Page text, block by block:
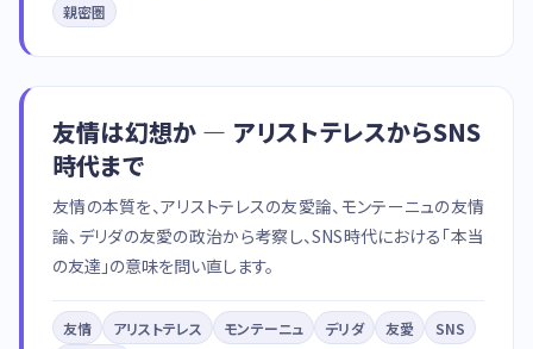
親密圏
友情は幻想か — アリストテレスからSNS
時代まで
友情の本質を、アリストテレスの友愛論、モンテーニュの友情
論、デリダの友愛の政治から考察し、SNS時代における「本当
の友達」の意味を問い直します。
友情 アリストテレス モンテーニュ デリダ 友愛
SNS